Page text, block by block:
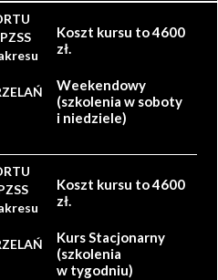
Koszt kursu to 4600
zł.
Weekendowy
(szkolenia w soboty
i niedziele)
Koszt kursu to 4600
zł.
Kurs Stacjonarny
(szkolenia
w tygodniu)